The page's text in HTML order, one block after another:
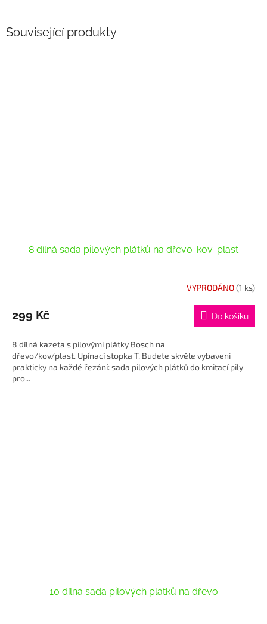
Související produkty
8 dílná sada pilových plátků na dřevo-kov-plast
VYPRODÁNO(1 ks)
299 Kč Do košíku
8 dílná kazeta s pilovými plátky Bosch na
dřevo/kov/plast. Upínací stopka T. Budete skvěle vybaveni
prakticky na každé řezání: sada pilových plátků do kmitací pily
pro...
10 dílná sada pilových plátků na dřevo